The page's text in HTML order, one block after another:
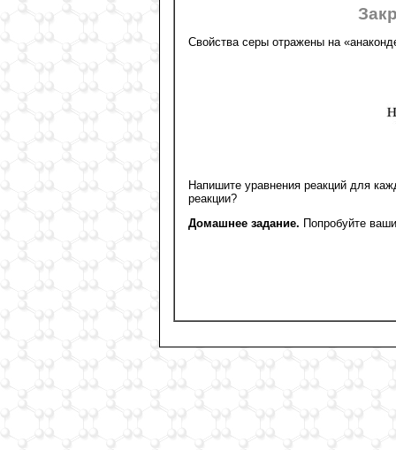
Свойства серы отражены на
Напишите уравнения реакций для
реакции?
Домашнее задание. Попробуйте